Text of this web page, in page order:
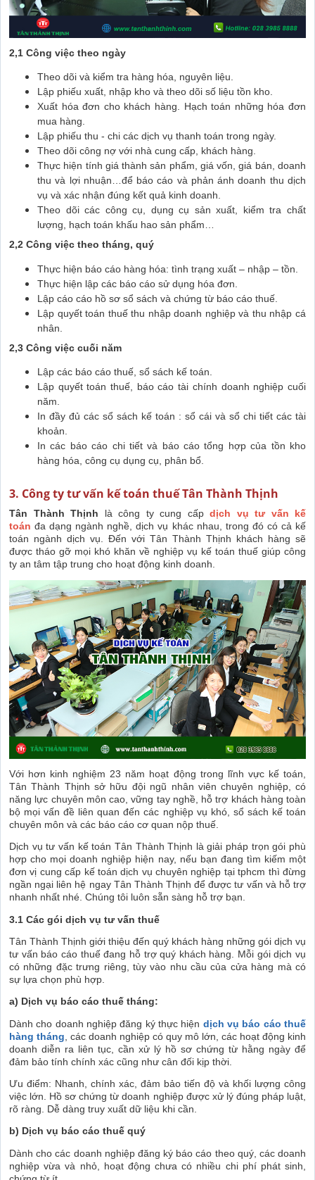
2,1 Công việc theo ngày
Theo dõi và kiểm tra hàng hóa, nguyên liệu.
Lập phiếu xuất, nhập kho và theo dõi số liệu tồn kho.
Xuất hóa đơn cho khách hàng. Hạch toán những hóa đơn
mua hàng.
Lập phiếu thu - chi các dịch vụ thanh toán trong ngày.
Theo dõi công nợ với nhà cung cấp, khách hàng.
Thực hiện tính giá thành sản phẩm, giá vốn, giá bán, doanh
thu và lợi nhuận…để báo cáo và phản ánh doanh thu dịch
vụ và xác nhận đúng kết quả kinh doanh.
Theo dõi các công cụ, dụng cụ sản xuất, kiểm tra chất
lượng, hạch toán khấu hao sản phẩm…
2,2 Công việc theo tháng, quý
Thực hiện báo cáo hàng hóa: tình trạng xuất – nhập – tồn.
Thực hiện lập các báo cáo sử dụng hóa đơn.
Lập cáo cáo hồ sơ sổ sách và chứng từ báo cáo thuế.
Lập quyết toán thuế thu nhập doanh nghiệp và thu nhập cá
nhân.
2,3 Công việc cuối năm
Lập các báo cáo thuế, sổ sách kế toán.
Lập quyết toán thuế, báo cáo tài chính doanh nghiệp cuối
năm.
In đầy đủ các sổ sách kế toán : sổ cái và sổ chi tiết các tài
khoản.
In các báo cáo chi tiết và báo cáo tổng hợp của tồn kho
hàng hóa, công cụ dụng cụ, phân bổ.
3. Công ty tư vấn kế toán thuế Tân Thành Thịnh
Tân Thành Thịnh là công ty cung cấpdịch vụ tư vấn kế
toán đa dạng ngành nghề, dịch vụ khác nhau, trong đó có cả kế
toán ngành dịch vụ. Đến với Tân Thành Thịnh khách hàng sẽ
được tháo gỡ mọi khó khăn về nghiệp vụ kế toán thuế giúp công
ty an tâm tập trung cho hoạt động kinh doanh.
Với hơn kinh nghiệm 23 năm hoạt động trong lĩnh vực kế toán,
Tân Thành Thịnh sở hữu đội ngũ nhân viên chuyên nghiệp, có
năng lực chuyên môn cao, vững tay nghề, hỗ trợ khách hàng toàn
bộ mọi vấn đề liên quan đến các nghiệp vụ khó, sổ sách kế toán
chuyên môn và các báo cáo cơ quan nộp thuế.
Dịch vụ tư vấn kế toán Tân Thành Thịnh là giải pháp trọn gói phù
hợp cho mọi doanh nghiệp hiện nay, nếu bạn đang tìm kiếm một
đơn vị cung cấp kế toán dịch vụ chuyên nghiệp tại tphcm thì đừng
ngần ngại liên hệ ngay Tân Thành Thịnh để được tư vấn và hỗ trợ
nhanh nhất nhé. Chúng tôi luôn sẵn sàng hỗ trợ bạn.
3.1 Các gói dịch vụ tư vấn thuế
Tân Thành Thịnh giới thiệu đến quý khách hàng những gói dịch vụ
tư vấn báo cáo thuế đang hỗ trợ quý khách hàng. Mỗi gói dịch vụ
có những đặc trưng riêng, tùy vào nhu cầu của cửa hàng mà có
sự lựa chọn phù hợp.
a) Dịch vụ báo cáo thuế tháng:
Dành cho doanh nghiệp đăng ký thực hiện dịch vụ báo cáo thuế
hàng tháng , các doanh nghiệp có quy mô lớn, các hoạt động kinh
doanh diễn ra liên tục, cần xử lý hồ sơ chứng từ hằng ngày để
đảm bảo tính chính xác cũng như cân đối kịp thời.
Ưu điểm: Nhanh, chính xác, đảm bảo tiến độ và khối lượng công
việc lớn. Hồ sơ chứng từ doanh nghiệp được xử lý đúng pháp luật,
rõ ràng. Dễ dàng truy xuất dữ liệu khi cần.
b) Dịch vụ báo cáo thuế quý
Dành cho các doanh nghiệp đăng ký báo cáo theo quý, các doanh
nghiệp vừa và nhỏ, hoạt động chưa có nhiều chi phí phát sinh,